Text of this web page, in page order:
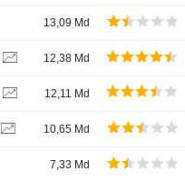
13,09 Md
12,38 Md
12,11 Md
10,65 Md
7,33 Md